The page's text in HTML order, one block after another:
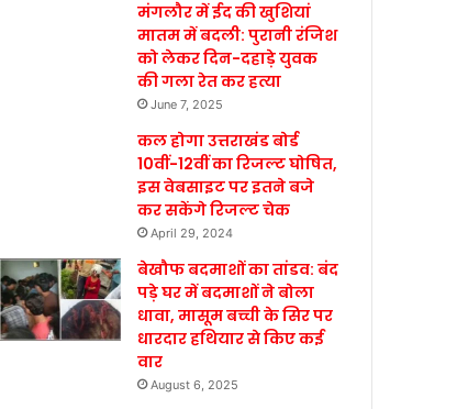
मंगलौर में ईद की खुशियां
मातम में बदली: पुरानी रंजिश
को लेकर दिन-दहाड़े युवक
की गला रेत कर हत्या
June 7, 2025
कल होगा उत्तराखंड बोर्ड
10वीं-12वीं का रिजल्ट घोषित,
इस वेबसाइट पर इतने बजे
कर सकेंगे रिजल्ट चेक
April 29, 2024
बेखौफ बदमाशों का तांडव: बंद
पड़े घर में बदमाशों ने बोला
धावा, मासूम बच्ची के सिर पर
धारदार हथियार से किए कई
वार
August 6, 2025